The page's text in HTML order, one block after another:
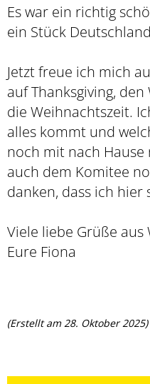
Es war ein richtig
ein Stück
Jetzt freue ich mich
auf Thanksgiving,
die Weihnachtszeit.
alles kommt und
noch mit nach
auch dem Komitee
danken, dass ich hier
Viele liebe Grüße
Eure Fiona
(Erstellt am 28. Oktober 2025)